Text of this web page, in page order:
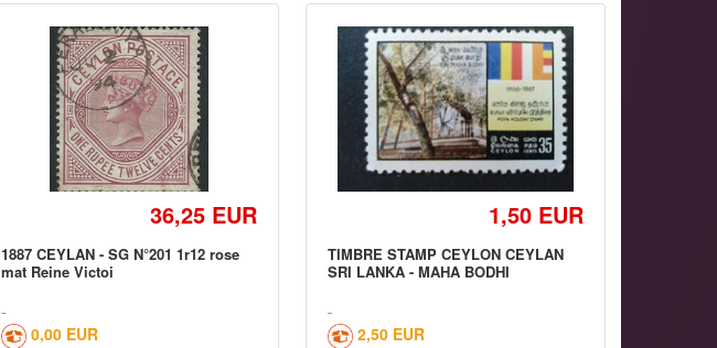
36,25 EUR
1887 CEYLAN - SG N°201 1r12 rose
mat Reine Victoi
0,00 EUR
1,50 EUR
TIMBRE STAMP CEYLON CEYLAN
SRI LANKA - MAHA BODHI
2,50 EUR